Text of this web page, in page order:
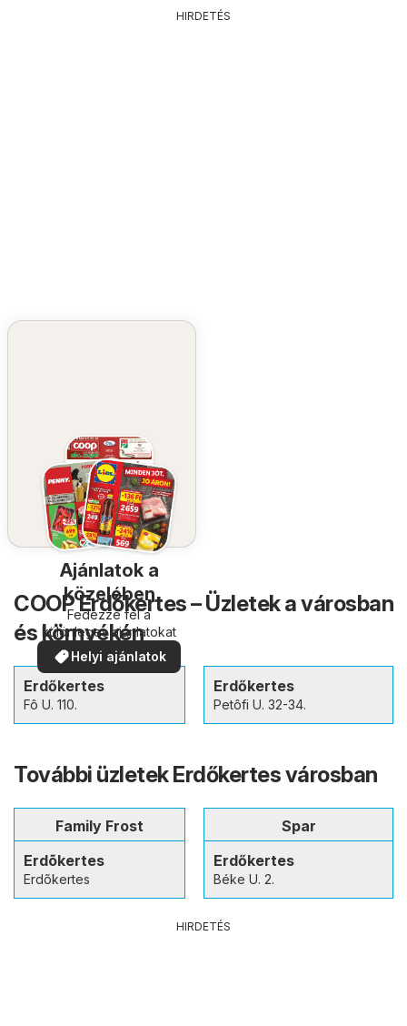
HIRDETÉS
Ajánlatok a
közelében
Fedezze fel a
különleges ajánlatokat
Helyi ajánlatok
COOP Erdőkertes – Üzletek a városban
és környékén
Erdőkertes
Fô U. 110.
Erdőkertes
Petôfi U. 32-34.
További üzletek Erdőkertes városban
Family Frost
Erdõkertes
Erdõkertes
Spar
Erdőkertes
Béke U. 2.
HIRDETÉS